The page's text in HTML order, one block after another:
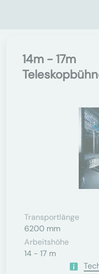
14m - 17m
Transportlänge
6200 mm
Arbeitshöhe
14 - 17 m